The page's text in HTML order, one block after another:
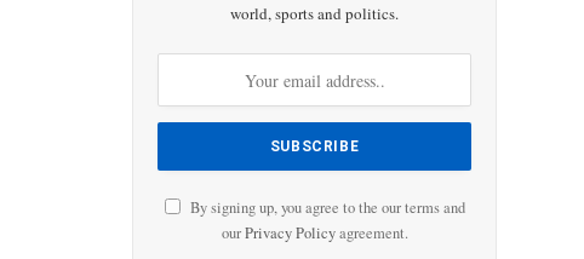
world, sports and politics.
By signing up, you agree to the our terms and
ourPrivacy Policyagreement.